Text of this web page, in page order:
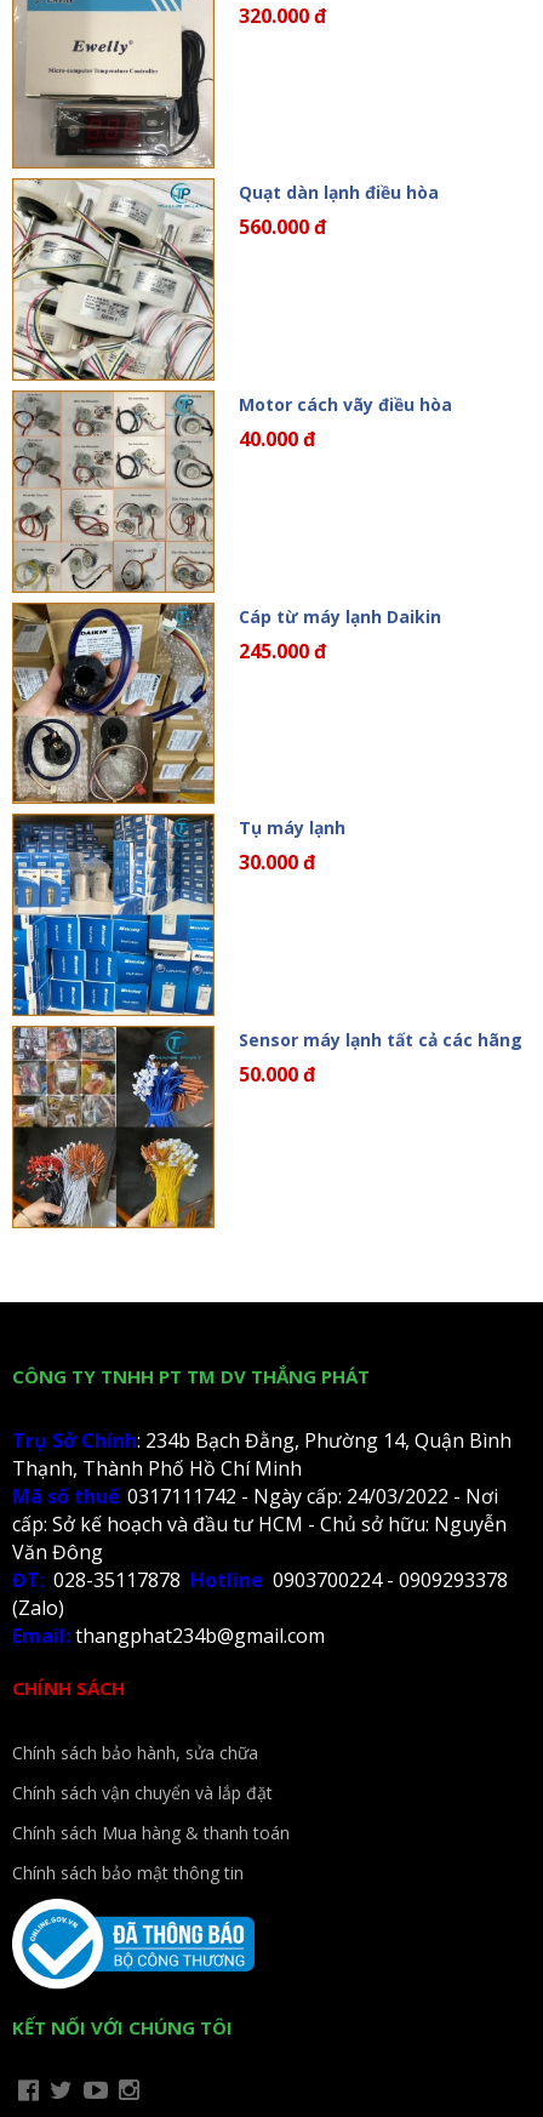
320.000 đ
Quạt dàn lạnh điều hòa
560.000 đ
Motor cách vãy điều hòa
40.000 đ
Cáp từ máy lạnh Daikin
245.000 đ
Tụ máy lạnh
30.000 đ
Sensor máy lạnh tất cả các hãng
50.000 đ
CÔNG TY TNHH PT TM DV THẮNG PHÁT
Trụ Sở Chính: 234b Bạch Đằng, Phường 14, Quận Bình
Thạnh, Thành Phố Hồ Chí Minh
Mã số thuế: 0317111742 - Ngày cấp: 24/03/2022 - Nơi
cấp: Sở kế hoạch và đầu tư HCM - Chủ sở hữu: Nguyễn
Văn Đông
ĐT: 028-35117878 Hotline 0903700224 - 0909293378
(Zalo)
Email:thangphat234b@gmail.com
CHÍNH SÁCH
Chính sách bảo hành, sửa chữa
Chính sách vận chuyển và lắp đặt
Chính sách Mua hàng & thanh toán
Chính sách bảo mật thông tin
KẾT NỐI VỚI CHÚNG TÔI